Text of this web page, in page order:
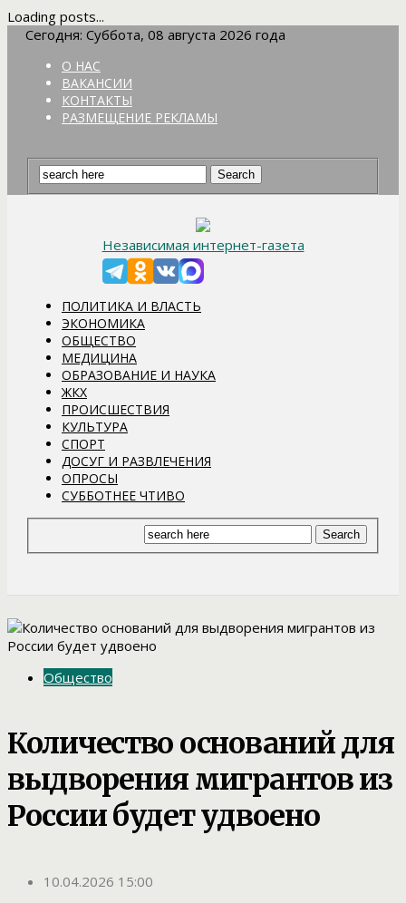
Loading posts...
Сегодня: Суббота, 08 августа 2026 года
О НАС
ВАКАНСИИ
КОНТАКТЫ
РАЗМЕЩЕНИЕ РЕКЛАМЫ
Независимая интернет-газета
ПОЛИТИКА И ВЛАСТЬ
ЭКОНОМИКА
ОБЩЕСТВО
МЕДИЦИНА
ОБРАЗОВАНИЕ И НАУКА
ЖКХ
ПРОИСШЕСТВИЯ
КУЛЬТУРА
СПОРТ
ДОСУГ И РАЗВЛЕЧЕНИЯ
ОПРОСЫ
СУББОТНЕЕ ЧТИВО
Общество
Количество оснований для
выдворения мигрантов из
России будет удвоено
10.04.2026 15:00